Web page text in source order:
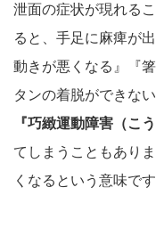
泄面の症状が現れる
ると、手足に麻痺が
動きが悪くなる』『
タンの着脱ができな
『巧緻運動障害（こ
てしまうこともあり
くなるという意味です